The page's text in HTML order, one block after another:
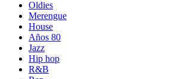
Oldies
Merengue
House
Años 80
Jazz
Hip hop
R&B